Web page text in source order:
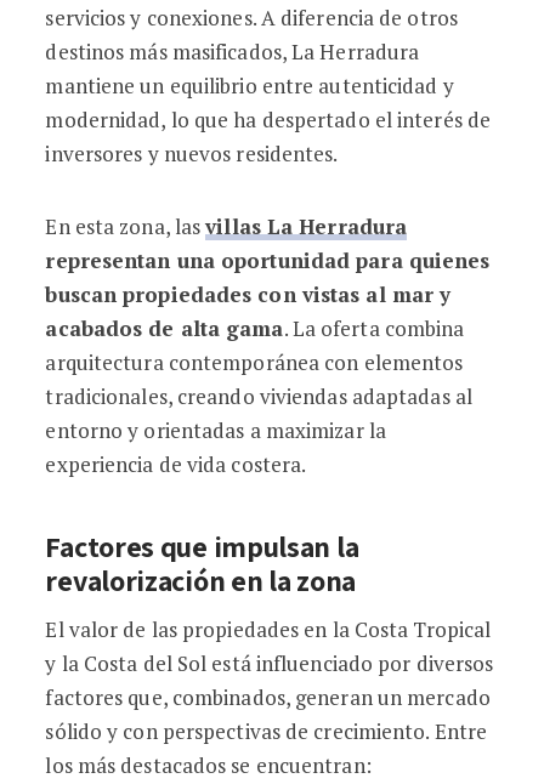
servicios y conexiones. A diferencia de otros
destinos más masificados, La Herradura
mantiene un equilibrio entre autenticidad y
modernidad, lo que ha despertado el interés de
inversores y nuevos residentes.
En esta zona, lasvillas La Herradura
representan una oportunidad para quienes
buscan propiedades con vistas al mar y
acabados de alta gama. La oferta combina
arquitectura contemporánea con elementos
tradicionales, creando viviendas adaptadas al
entorno y orientadas a maximizar la
experiencia de vida costera.
Factores que impulsan la
revalorización en la zona
El valor de las propiedades en la Costa Tropical
y la Costa del Sol está influenciado por diversos
factores que, combinados, generan un mercado
sólido y con perspectivas de crecimiento. Entre
los más destacados se encuentran: